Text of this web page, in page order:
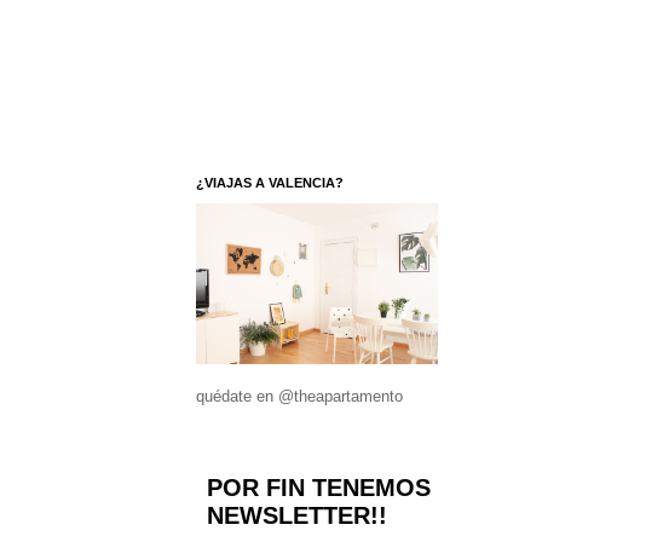
¿VIAJAS A VALENCIA?
quédate en @theapartamento
POR FIN TENEMOS
NEWSLETTER!!